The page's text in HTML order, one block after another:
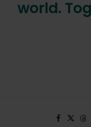
world.